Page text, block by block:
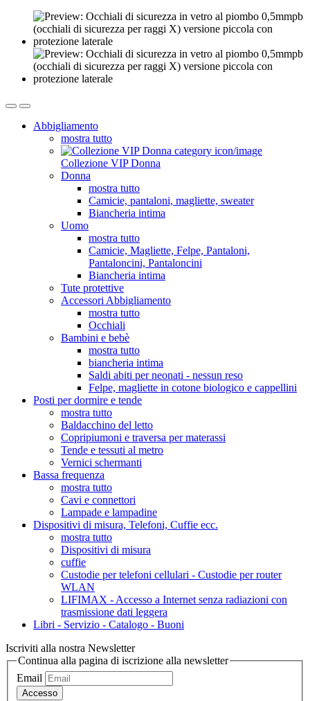
Abbigliamento
mostra tutto
Collezione VIP Donna
Donna
mostra tutto
Camicie, pantaloni, magliette, sweater
Biancheria intima
Uomo
mostra tutto
Camicie, Magliette, Felpe, Pantaloni,
Pantaloncini, Pantaloncini
Biancheria intima
Tute protettive
Accessori Abbigliamento
mostra tutto
Occhiali
Bambini e bebè
mostra tutto
biancheria intima
Saldi abiti per neonati - nessun reso
Felpe, magliette in cotone biologico e cappellini
Posti per dormire e tende
mostra tutto
Baldacchino del letto
Copripiumoni e traversa per materassi
Tende e tessuti al metro
Vernici schermanti
Bassa frequenza
mostra tutto
Cavi e connettori
Lampade e lampadine
Dispositivi di misura, Telefoni, Cuffie ecc.
mostra tutto
Dispositivi di misura
cuffie
Custodie per telefoni cellulari - Custodie per router
WLAN
LIFIMAX - Accesso a Internet senza radiazioni con
trasmissione dati leggera
Libri - Servizio - Catalogo - Buoni
Iscriviti alla nostra Newsletter
Continua alla pagina di iscrizione alla newsletter
Email
Accesso